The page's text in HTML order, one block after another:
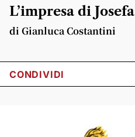
L’impresa di Josefa
di Gianluca Costantini
CONDIVIDI